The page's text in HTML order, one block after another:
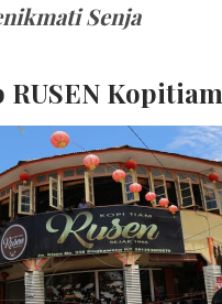
Senja
RUSEN Kopitiam